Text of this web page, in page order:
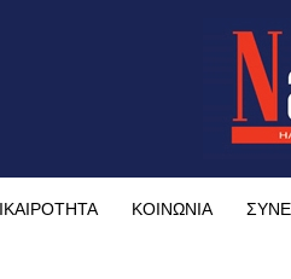
ΚΟΙΝΩΝΙΑ